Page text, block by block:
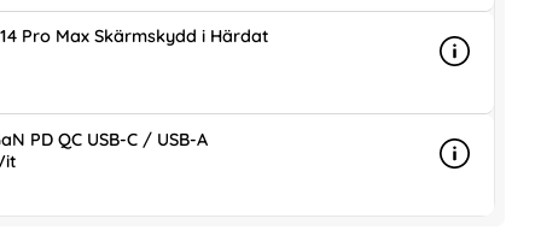
Pro Max Skärmskydd i Härdat
Info
mer info
PD QC USB-C / USB-A
Info
mer info